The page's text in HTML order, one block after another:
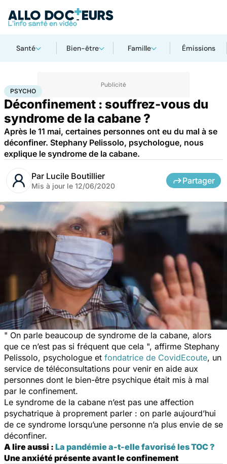
Santé Bien-être Famille Émissions
AccueilBien-être
PSYCHO
Déconfinement : souffrez-vous du
syndrome de la cabane ?
Après le 11 mai, certaines personnes ont eu du mal à se
déconfiner. Stephany Pelissolo, psychologue, nous
explique le syndrome de la cabane.
Par Lucile Boutillier
Mis à jour le 12/06/2020
Partager
" On parle beaucoup de syndrome de la cabane, alors
que ce n’est pas si fréquent que cela ", affirme Stephany
Pelissolo, psychologue et fondatrice de CovidEcoute, un
service de téléconsultations pour venir en aide aux
personnes dont le bien-être psychique était mis à mal
par le confinement.
Le syndrome de la cabane n’est pas une affection
psychatrique à proprement parler : on parle aujourd’hui
de ce syndrome lorsqu’une personne n’a plus envie de se
déconfiner.
A lire aussi : La pandémie a-t-elle favorisé les TOC ?
Une anxiété présente avant le confinement